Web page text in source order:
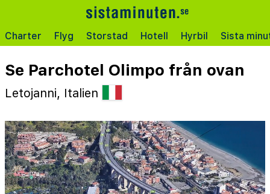
Charter Flyg Storstad Hotell Hyrbil Sista
Se Parchotel Olimpo från ovan
Letojanni, Italien